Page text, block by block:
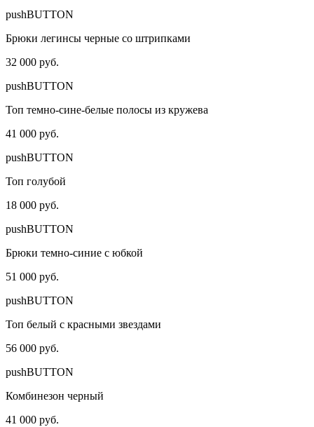
pushBUTTON
Брюки легинсы черные со штрипками
32 000 руб.
pushBUTTON
Топ темно-сине-белые полосы из кружева
41 000 руб.
pushBUTTON
Топ голубой
18 000 руб.
pushBUTTON
Брюки темно-синие с юбкой
51 000 руб.
pushBUTTON
Топ белый с красными звездами
56 000 руб.
pushBUTTON
Комбинезон черный
41 000 руб.